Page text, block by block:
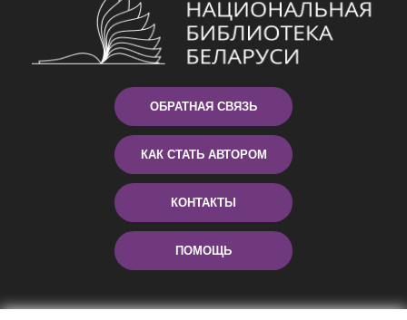
ОБРАТНАЯ СВЯЗЬ
КАК СТАТЬ АВТОРОМ
КОНТАКТЫ
ПОМОЩЬ